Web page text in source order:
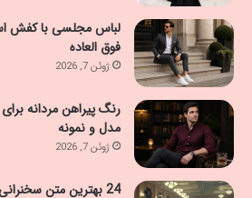
فوق العاده
ژوئن 7, 2026
مدل و نمونه
ژوئن 7, 2026